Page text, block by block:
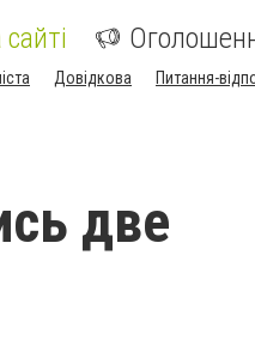
Довідкова Питання-
две